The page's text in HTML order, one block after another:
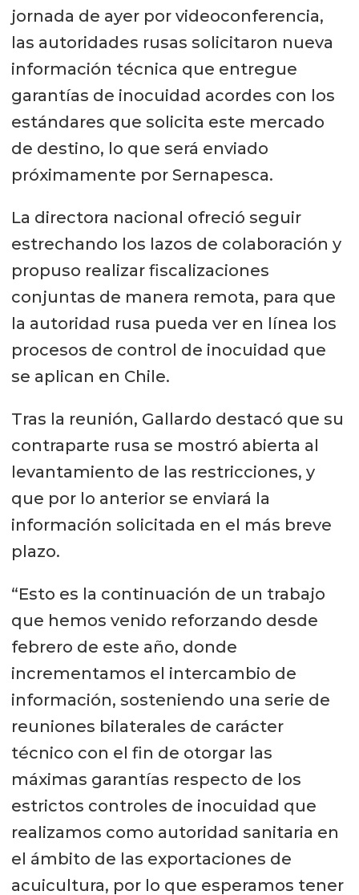
jornada de ayer por videoconferencia,
las autoridades rusas solicitaron nueva
información técnica que entregue
garantías de inocuidad acordes con los
estándares que solicita este mercado
de destino, lo que será enviado
próximamente por Sernapesca.
La directora nacional ofreció seguir
estrechando los lazos de colaboración y
propuso realizar fiscalizaciones
conjuntas de manera remota, para que
la autoridad rusa pueda ver en línea los
procesos de control de inocuidad que
se aplican en Chile.
Tras la reunión, Gallardo destacó que su
contraparte rusa se mostró abierta al
levantamiento de las restricciones, y
que por lo anterior se enviará la
información solicitada en el más breve
plazo.
“Esto es la continuación de un trabajo
que hemos venido reforzando desde
febrero de este año, donde
incrementamos el intercambio de
información, sosteniendo una serie de
reuniones bilaterales de carácter
técnico con el fin de otorgar las
máximas garantías respecto de los
estrictos controles de inocuidad que
realizamos como autoridad sanitaria en
el ámbito de las exportaciones de
acuicultura, por lo que esperamos tener